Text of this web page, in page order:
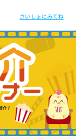
さいしょにみてね